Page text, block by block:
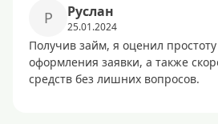
Р Руслан
25.01.2024
Получив займ, я оценил
оформления заявки, а также
средств без лишних вопросов.